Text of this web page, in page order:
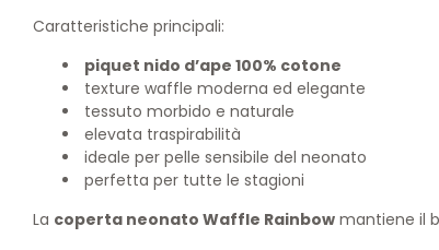
Caratteristiche principali:
piquet nido d’ape 100% cotone
texture waffle moderna ed elegante
tessuto morbido e naturale
elevata traspirabilità
ideale per pelle sensibile del neonato
perfetta per tutte le stagioni
La coperta neonato Waffle Rainbow mantiene il